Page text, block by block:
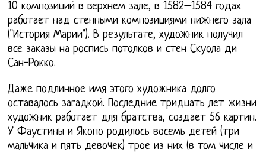
10 композиций в верхнем зале, в 1582–1584 годах
работает над стенными композициями нижнего зала
("История Марии"). В результате, художник получил
все заказы на роспись потолков и стен Скуола ди
Сан-Рокко.
Даже подлинное имя этого художника долго
оставалось загадкой. Последние тридцать лет жизни
художник работает для братства, создает 56 картин.
У Фаустины и Якопо родилось восемь детей (три
мальчика и пять девочек) трое из них (в том числе и